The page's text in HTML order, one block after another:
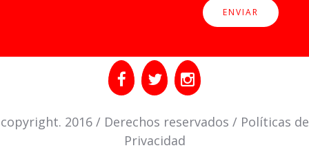
copyright. 2016 / Derechos reservados / Políticas de
Privacidad